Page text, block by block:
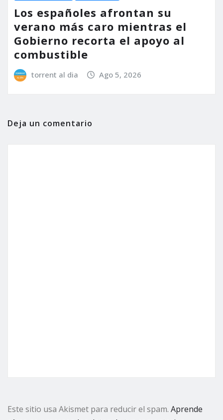
Los españoles afrontan su
verano más caro mientras el
Gobierno recorta el apoyo al
combustible
torrent al dia Ago 5, 2026
Deja un comentario
Este sitio usa Akismet para reducir el spam. Aprende